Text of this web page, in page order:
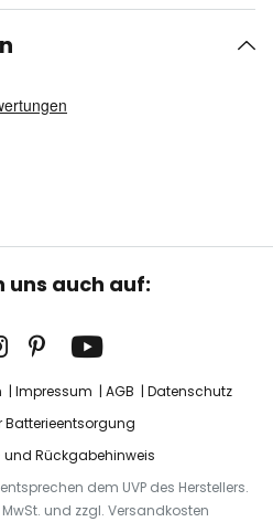
uns auch auf:
Impressum AGB
Datenschutz
Batterieentsorgung
Rückgabehinweis
dem UVP des Herstellers.
MwSt. und zzgl. Versandkosten